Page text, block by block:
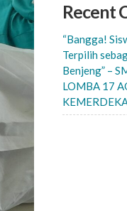
Recent
“Bangga!
Terpilih
Benjeng” –
LOMBA 17